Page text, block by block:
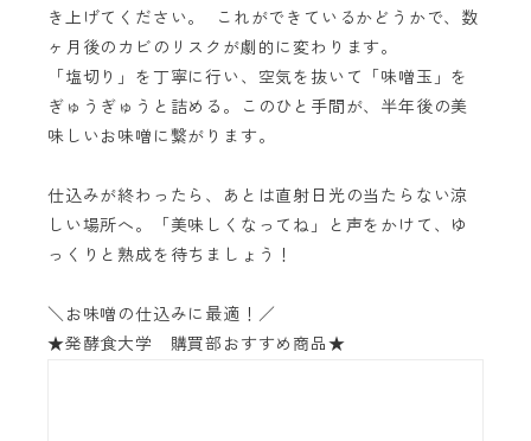
き上げてください。 これができているかどうかで、数
ヶ月後のカビのリスクが劇的に変わります。
「塩切り」を丁寧に行い、空気を抜いて「味噌玉」を
ぎゅうぎゅうと詰める。このひと手間が、半年後の美
味しいお味噌に繋がります。
仕込みが終わったら、あとは直射日光の当たらない涼
しい場所へ。「美味しくなってね」と声をかけて、ゆ
っくりと熟成を待ちましょう！
＼お味噌の仕込みに最適！／
★発酵食大学 購買部おすすめ商品★